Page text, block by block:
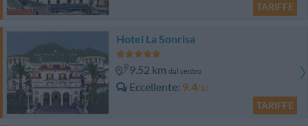
TARIFFE
Hotel La Sonrisa
9.52 km dal centro
Eccellente 9.4/10
TARIFFE